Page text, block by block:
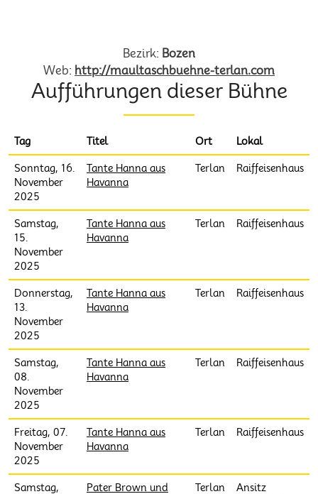
Bezirk: Bozen
Web: http://maultaschbuehne-terlan.com
Aufführungen dieser Bühne
Tag Titel Ort Lokal
Sonntag, 16.
November
2025
Tante Hanna aus
Havanna
Terlan Raiffeisenhaus
Samstag,
15.
November
2025
Tante Hanna aus
Havanna
Terlan Raiffeisenhaus
Donnerstag,
13.
November
2025
Tante Hanna aus
Havanna
Terlan Raiffeisenhaus
Samstag,
08.
November
2025
Tante Hanna aus
Havanna
Terlan Raiffeisenhaus
Freitag, 07.
November
2025
Tante Hanna aus
Havanna
Terlan Raiffeisenhaus
Samstag,
Pater Brown und
Terlan
Ansitz